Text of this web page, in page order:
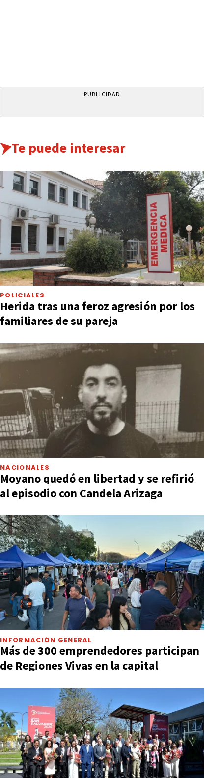
PUBLICIDAD
Te puede interesar
POLICIALES
Herida tras una feroz agresión por los
familiares de su pareja
NACIONALES
Moyano quedó en libertad y se refirió
al episodio con Candela Arizaga
INFORMACIÓN GENERAL
Más de 300 emprendedores participan
de Regiones Vivas en la capital